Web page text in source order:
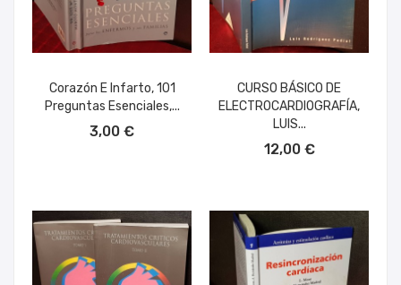
Corazón E Infarto, 101
Preguntas Esenciales,...
3,00 €
CURSO BÁSICO DE
ELECTROCARDIOGRAFÍA,
LUIS...
12,00 €